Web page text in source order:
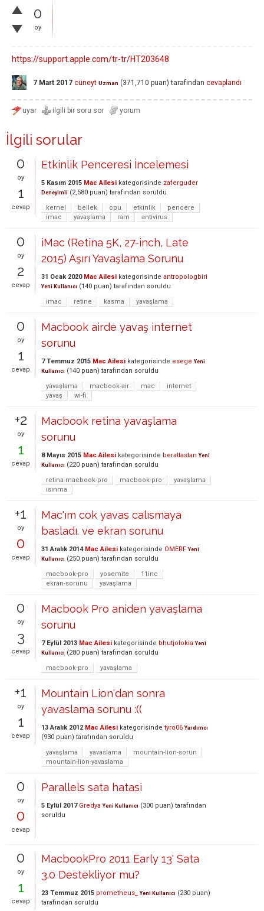
0
oy
https://support.apple.com/tr-tr/HT203648
7 Mart 2017 cüneyt Uzman (371,710 puan) tarafından cevaplandı
İlgili sorular
0
oy
1
cevap
Etkinlik Penceresi İncelemesi
5 Kasım 2015 Mac Ailesi kategorisinde zaferguder
Deneyimli (2,580 puan) tarafından soruldu
kernel
bellek cpu etkinlik
pencere
imac
yavaşlama ram antivirus
0
oy
2
cevap
iMac (Retina 5K, 27-inch, Late
2015) Aşırı Yavaşlama Sorunu
31 Ocak 2020 Mac Ailesi kategorisinde antropologbiri
Yeni Kullanıcı (140 puan) tarafından soruldu
imac
retine kasma yavaşlama
0
oy
1
cevap
Macbook airde yavaş internet
sorunu
7 Temmuz 2015 Mac Ailesi kategorisinde esege Yeni
Kullanıcı (140 puan) tarafından soruldu
yavaşlama
macbook-air mac
internet
yavaş
wi-fi
+2
oy
1
cevap
Macbook retina yavaşlama
sorunu
8 Mayıs 2015 Mac Ailesi kategorisinde berattastan Yeni
Kullanıcı (220 puan) tarafından soruldu
retina-macbook-pro
macbook-pro
yavaşlama
ısınma
+1
oy
0
cevap
Mac'ım cok yavas calısmaya
basladı. ve ekran sorunu
31 Aralık 2014 Mac Ailesi kategorisinde OMERF Yeni
Kullanıcı (250 puan) tarafından soruldu
macbook-pro
yosemite
11inc
ekran-sorunu
yavaşlama
0
oy
3
cevap
Macbook Pro aniden yavaşlama
sorunu
7 Eylül 2013 Mac Ailesi kategorisinde bhutjolokia Yeni
Kullanıcı (280 puan) tarafından soruldu
macbook-pro
yavaşlama
+1
oy
1
cevap
Mountain Lion'dan sonra
yavaslama sorunu :((
13 Aralık 2012 Mac Ailesi kategorisinde tyro06 Yardımcı
(930 puan) tarafından soruldu
yavaşlama
yavaslama
mountain-lion-sorun
mountain-lion-yavaslama
0
oy
0
cevap
Parallels sata hatasi
5 Eylül 2017 Gredya Yeni Kullanıcı (300 puan) tarafından
soruldu
0
oy
1
cevap
MacbookPro 2011 Early 13' Sata
3.0 Destekliyor mu?
23 Temmuz 2015 prometheus_ Yeni Kullanıcı (230 puan)
tarafından soruldu